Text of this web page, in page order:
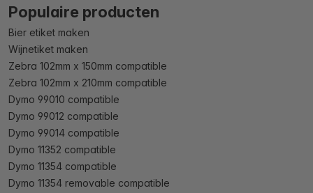
Populaire producten
Bier etiket maken
Wijnetiket maken
Zebra 102mm x 150mm compatible
Zebra 102mm x 210mm compatible
Dymo 99010 compatible
Dymo 99012 compatible
Dymo 99014 compatible
Dymo 11352 compatible
Dymo 11354 compatible
Dymo 11354 removable compatible